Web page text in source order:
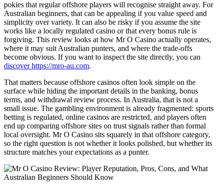
pokies that regular offshore players will recognise straight away. For
Australian beginners, that can be appealing if you value speed and
simplicity over variety. It can also be risky if you assume the site
works like a locally regulated casino or that every bonus rule is
forgiving. This review looks at how Mr O Casino actually operates,
where it may suit Australian punters, and where the trade-offs
become obvious. If you want to inspect the site directly, you can
discover https://mro-au.com.
That matters because offshore casinos often look simple on the
surface while hiding the important details in the banking, bonus
terms, and withdrawal review process. In Australia, that is not a
small issue. The gambling environment is already fragmented: sports
betting is regulated, online casinos are restricted, and players often
end up comparing offshore sites on trust signals rather than formal
local oversight. Mr O Casino sits squarely in that offshore category,
so the right question is not whether it looks polished, but whether its
structure matches your expectations as a punter.